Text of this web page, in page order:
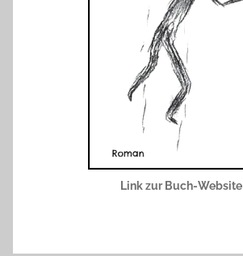
Link zur Buch-Website